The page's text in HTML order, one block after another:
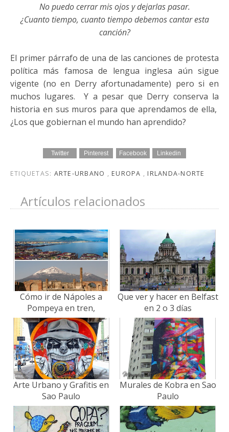
No puedo cerrar mis ojos y dejarlas pasar.
¿Cuanto tiempo, cuanto tiempo debemos cantar esta
canción?
El primer párrafo de una de las canciones de protesta
política más famosa de lengua inglesa aún sigue
vigente (no en Derry afortunadamente) pero si en
muchos lugares. Y a pesar que Derry conserva la
historia en sus muros para que aprendamos de ella,
¿Los que gobiernan el mundo han aprendido?
Twitter Pinterest Facebook Linkedin
ETIQUETAS: ARTE-URBANO , EUROPA , IRLANDA-NORTE
Artículos relacionados
Cómo ir de Nápoles a
Pompeya en tren,
autobús y excursión
Que ver y hacer en Belfast
en 2 o 3 días
Arte Urbano y Grafitis en
Sao Paulo
Murales de Kobra en Sao
Paulo